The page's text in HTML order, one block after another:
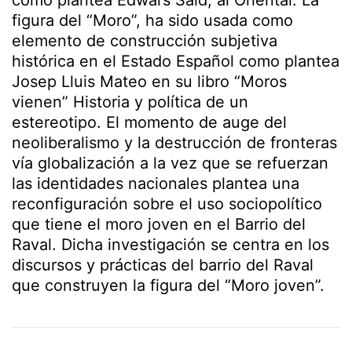
figura del “Moro”, ha sido usada como
elemento de construcción subjetiva
histórica en el Estado Español como plantea
Josep Lluis Mateo en su libro “Moros
vienen” Historia y política de un
estereotipo. El momento de auge del
neoliberalismo y la destrucción de fronteras
vía globalización a la vez que se refuerzan
las identidades nacionales plantea una
reconfiguración sobre el uso sociopolítico
que tiene el moro joven en el Barrio del
Raval. Dicha investigación se centra en los
discursos y prácticas del barrio del Raval
que construyen la figura del “Moro joven”.